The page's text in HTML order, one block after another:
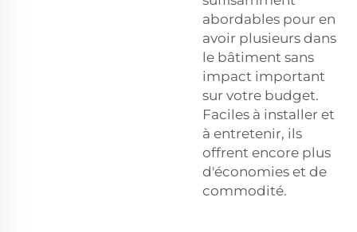
abordables pour en
avoir plusieurs dans
le bâtiment sans
impact important
sur votre budget.
Faciles à installer et
à entretenir, ils
offrent encore plus
d'économies et de
commodité.